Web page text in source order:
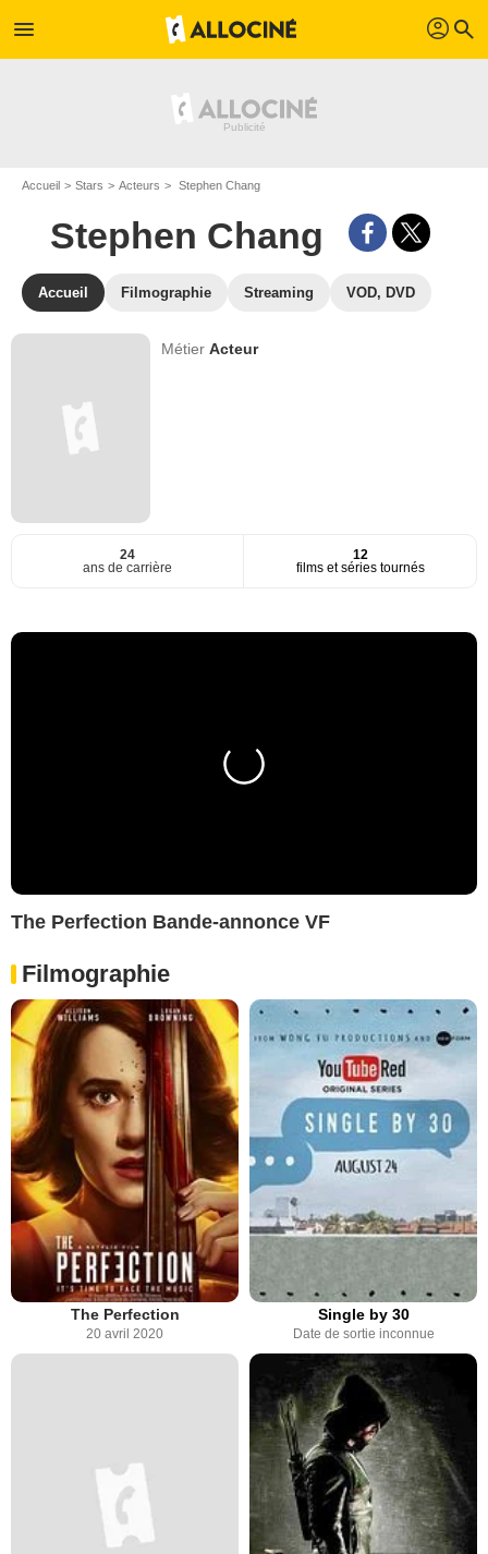
menu profil search
Accueil Stars Acteurs Stephen Chang
Stephen Chang
Accueil Filmographie Streaming VOD, DVD
MétierActeur
24
ans de carrière
12
films et séries tournés
The Perfection Bande-annonce VF
Filmographie
The Perfection
20 avril 2020
Single by 30
Date de sortie inconnue